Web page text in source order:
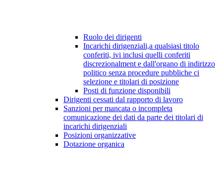
Ruolo dei dirigenti
Incarichi dirigenziali,a qualsiasi titolo
conferiti, ivi inclusi quelli conferiti
discrezionalment e dall'organo di indirizzo
politico senza procedure pubbliche ci
selezione e titolari di posizione
Posti di funzione disponibili
Dirigenti cessati dal rapporto di lavoro
Sanzioni per mancata o incompleta
comunicazione dei dati da parte dei titolari di
incarichi dirigenziali
Posizioni organizzative
Dotazione organica